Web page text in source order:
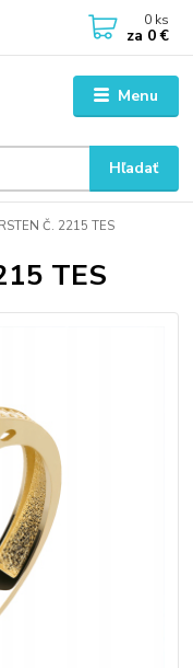
Menu
Hľadať
0 ks
za 0 €
Č. 2215 TES
TES